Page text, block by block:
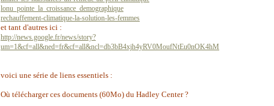
lonu_pointe_la_croissance_demographique
rechauffement-climatique-la-solution-les-femmes
et tant d'autres ici :
http://news.google.fr/news/story?
um=1&cf=all&ned=fr&cf=all&ncl=db3bB4xjh4yRV0MoufNtEu0nOK4hM
voici une série de liens essentiels :
Où télécharger ces documents (60Mo) du Hadley Center ?